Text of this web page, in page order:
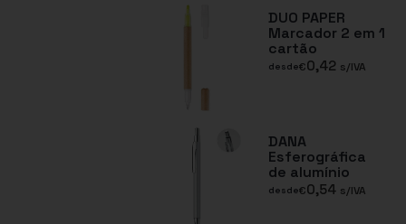
DUO PAPER
Marcador 2 em 1
cartão
desde€0,42 s/IVA
DANA
Esferográfica
de alumínio
desde€0,54 s/IVA